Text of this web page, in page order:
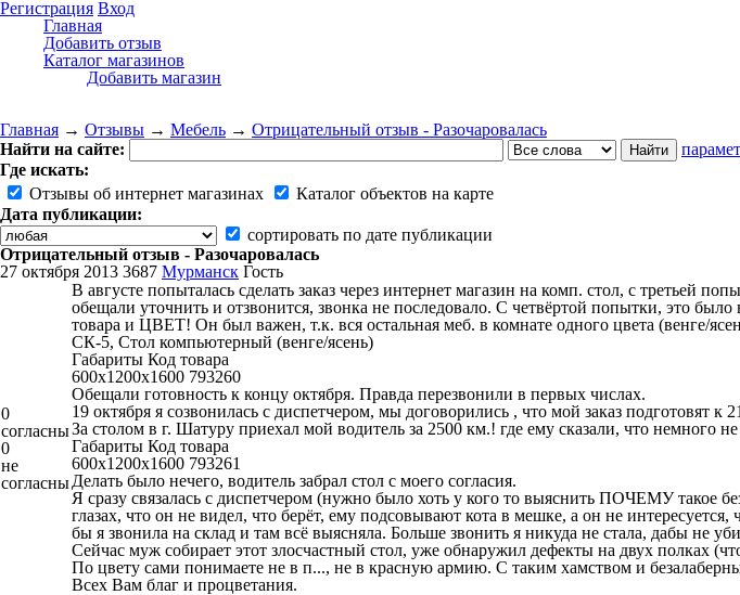
Регистрация Вход
Главная
Добавить отзыв
Каталог магазинов
Добавить магазин
Главная → Отзывы → Мебель → Отрицательный отзыв - Разочаровалась
Найти на сайте:
Где искать:
Отзывы об интернет магазинах
Каталог объектов на карте
Дата публикации:
сортировать по дате публикации
Отрицательный отзыв - Разочаровалась
27 октября 2013 3687 Мурманск Гость
0
согласны
0
не
согласны
В августе попыталась сделать заказ через интернет магазин на комп. стол, с третьей
обещали уточнить и отзвонится, звонка не последовало. С четвёртой попытки, это
товара и ЦВЕТ! Он был важен, т.к. вся остальная меб. в комнате одного цвета (венге/
СК-5, Стол компьютерный (венге/ясень)
Габариты Код товара
600x1200x1600 793260
Обещали готовность к концу октября. Правда перезвонили в первых числах.
19 октября я созвонилась с диспетчером, мы договорились , что мой заказ подготовят к
За столом в г. Шатуру приехал мой водитель за 2500 км.! где ему сказали, что немного
Габариты Код товара
600x1200x1600 793261
Делать было нечего, водитель забрал стол с моего согласия.
Я сразу связалась с диспетчером (нужно было хоть у кого то выяснить ПОЧЕМУ такое
глазах, что он не видел, что берёт, ему подсовывают кота в мешке, а он не
бы я звонила на склад и там всё выясняла. Больше звонить я никуда не стала, дабы не
Сейчас муж собирает этот злосчастный стол, уже обнаружил дефекты на двух полках
По цвету сами понимаете не в п..., не в красную армию. С таким хамством и
Всех Вам благ и процветания.